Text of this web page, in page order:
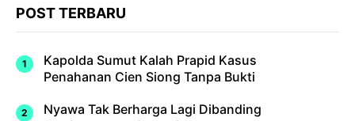
POST TERBARU
Kapolda Sumut Kalah Prapid Kasus
Penahanan Cien Siong Tanpa Bukti
Nyawa Tak Berharga Lagi Dibanding